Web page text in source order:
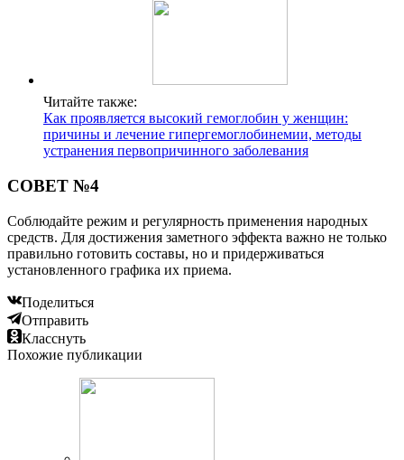
Читайте также:
Как проявляется высокий гемоглобин у женщин:
причины и лечение гипергемоглобинемии, методы
устранения первопричинного заболевания
СОВЕТ №4
Соблюдайте режим и регулярность применения народных
средств. Для достижения заметного эффекта важно не только
правильно готовить составы, но и придерживаться
установленного графика их приема.
Поделиться
Отправить
Класснуть
Похожие публикации